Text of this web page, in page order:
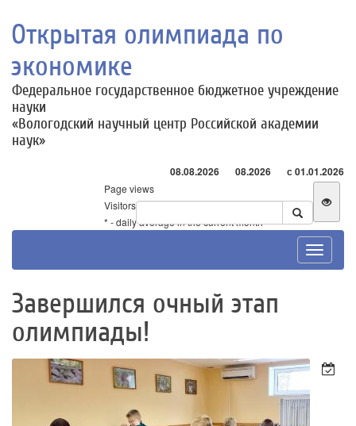
Открытая олимпиада по
экономике
Федеральное государственное бюджетное учреждение
науки
«Вологодский научный центр Российской академии
наук»
08.08.2026 08.2026 с 01.01.2026
Page views
Visitors
* - daily average in the current month
Toggle
Завершился очный этап
олимпиады!